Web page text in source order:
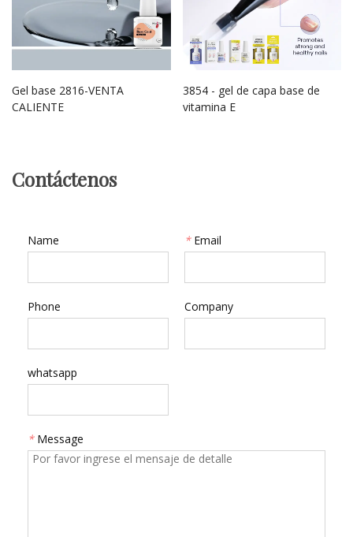
Gel base 2816-VENTA
CALIENTE
3854 - gel de capa base de
vitamina E
Contáctenos
Name * Email
Phone Company
whatsapp
* Message